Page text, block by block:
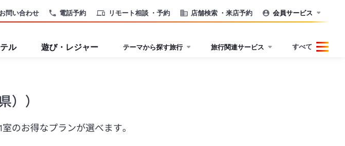
電話予約 リモート相談 ・予約 店舗検索 ・来店予約
問い合わせ 会員サービス
ル 遊び・レジャー テーマから探す旅行 旅行関連サービス すべて
））
のお得なプランが選べます。